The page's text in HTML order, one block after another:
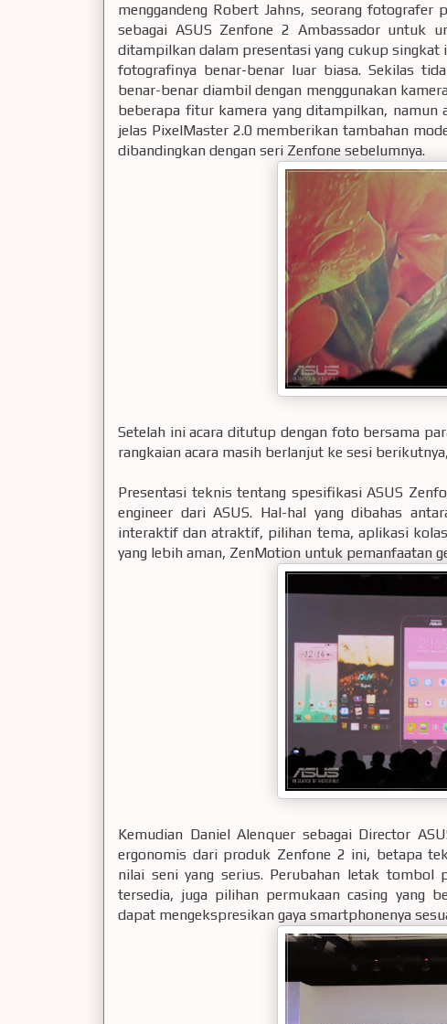
menggandeng Robert Jahns, seorang
sebagai ASUS Zenfone 2 Ambassador untuk
ditampilkan dalam presentasi yang cukup singkat
fotografinya benar-benar luar biasa. Sekilas
benar-benar diambil dengan menggunakan
beberapa fitur kamera yang ditampilkan,
jelas PixelMaster 2.0 memberikan tambahan
dibandingkan dengan seri Zenfone sebelumnya.
Setelah ini acara ditutup dengan foto bersama
rangkaian acara masih berlanjut ke sesi
Presentasi teknis tentang spesifikasi ASUS
engineer dari ASUS. Hal-hal yang dibahas
interaktif dan atraktif, pilihan tema, aplikasi
yang lebih aman, ZenMotion untuk pemanfaatan
Kemudian Daniel Alenquer sebagai Director
ergonomis dari produk Zenfone 2 ini, betapa
nilai seni yang serius. Perubahan letak tombol
tersedia, juga pilihan permukaan casing yang
dapat mengekspresikan gaya smartphonenya